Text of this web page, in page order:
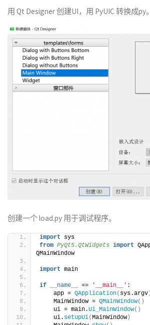
用 Qt Designer 创建UI，用 PyUIC 转换成py。
创建一个 load.py 用于调试程序。
import sys
from PyQt5.QtWidgets import
QMainWindow
import main
if __name__ == '__main__' :
    app =
QApplication( sys.argv)
    MainWindow =
QMainWindow()
    ui = main.
Ui_MainWindow()
    ui.
setupUi(MainWindow)